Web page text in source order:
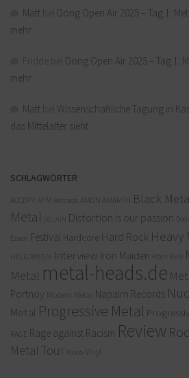
Matt
Dong Open Air 2025 – Tag 1:
mehr
Dong Open Air 2025 – Tag 1:
mehr
Matt
Wissenschaftliche Tagung in
das Mittelalter sieht
SCHLAGWÖRTER
ACCEPT AFM Records AMON AMARTH Black
Metal
DELAIN Distortion is our passion
Essen Festival Hardcore Hard Rock Heavy
HELLOWEEN Interview Iron Maiden Köln live
Metal metal-heads.de
Portnoy Modern Metal Napalm Records
Metal Progressive Metal
RAGE Rage against Racism Review
Metal Tour Video Vinyl